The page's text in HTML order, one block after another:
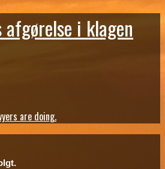
i klagen
are doing.